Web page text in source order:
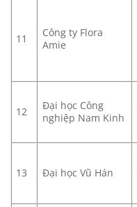
11
Công ty Flora
Amie
12
Đại học Công
nghiệp Nam Kinh
13 Đại học Vũ Hán